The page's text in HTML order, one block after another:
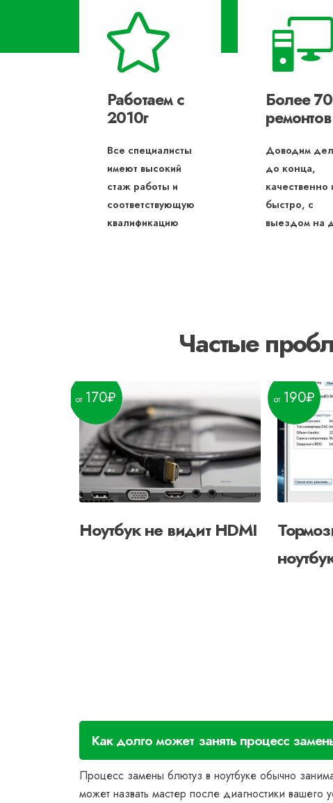
Работаем с
2010г
Все специалисты
имеют высокий
стаж работы и
соответствующую
квалификацию
Более
ремонтов
Доводим
до конца,
качественно
быстро, с
выездом на
Частые
Ноутбук не видит HDMI
170 190
Как долго может занять процесс
Процесс замены блютуз в ноутбуке обычно
может назвать мастер после диагностики вашего